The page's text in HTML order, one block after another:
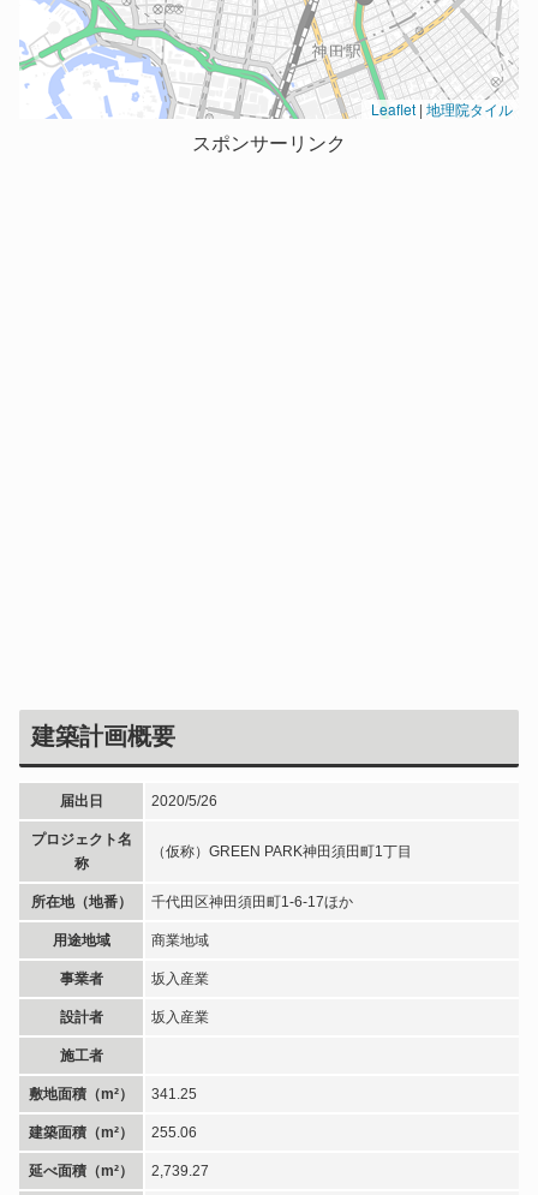
Leaflet | 地理院タイル
スポンサーリンク
建築計画概要
届出日 2020/5/26
プロジェクト名
称
（仮称）GREEN PARK神田須田町1丁目
所在地（地番） 千代田区神田須田町1-6-17ほか
用途地域 商業地域
事業者 坂入産業
設計者 坂入産業
施工者
敷地面積（m²） 341.25
建築面積（m²） 255.06
延べ面積（m²） 2,739.27